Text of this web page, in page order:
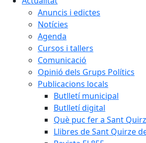
Anuncis i edictes
Notícies
Agenda
Cursos i tallers
Comunicació
Opinió dels Grups Polítics
Publicacions locals
Butlletí municipal
Butlletí digital
Què puc fer a Sant
Llibres de Sant Quirze